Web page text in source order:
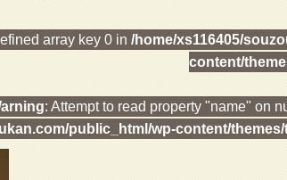
array key 0 in /home/xs116405/
content/
: Attempt to read property "name" on
public_html/wp-content/